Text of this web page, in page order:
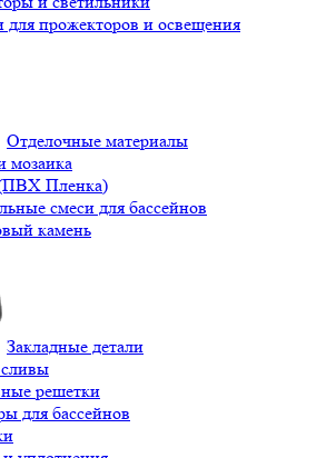
для прожекторов и освещения
Отделочные материалы
мозаика
Пленка)
смеси для бассейнов
камень
Закладные детали
решетки
для бассейнов